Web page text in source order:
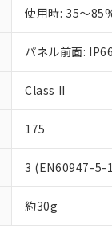
使用時: 35～
パネル前面:
Class II
175
3 (EN60947-5-
約30g
既に当社にて対
り割愛しておりま